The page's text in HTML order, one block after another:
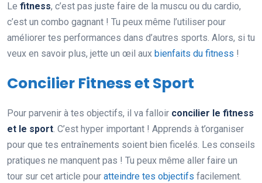
Le fitness, c’est pas juste faire de la muscu ou du cardio,
c’est un combo gagnant ! Tu peux même l’utiliser pour
améliorer tes performances dans d’autres sports. Alors, si tu
veux en savoir plus, jette un œil aux bienfaits du fitness !
Concilier Fitness et Sport
Pour parvenir à tes objectifs, il va falloir concilier le fitness
et le sport. C’est hyper important ! Apprends à t’organiser
pour que tes entraînements soient bien ficelés. Les conseils
pratiques ne manquent pas ! Tu peux même aller faire un
tour sur cet article pour atteindre tes objectifs facilement.